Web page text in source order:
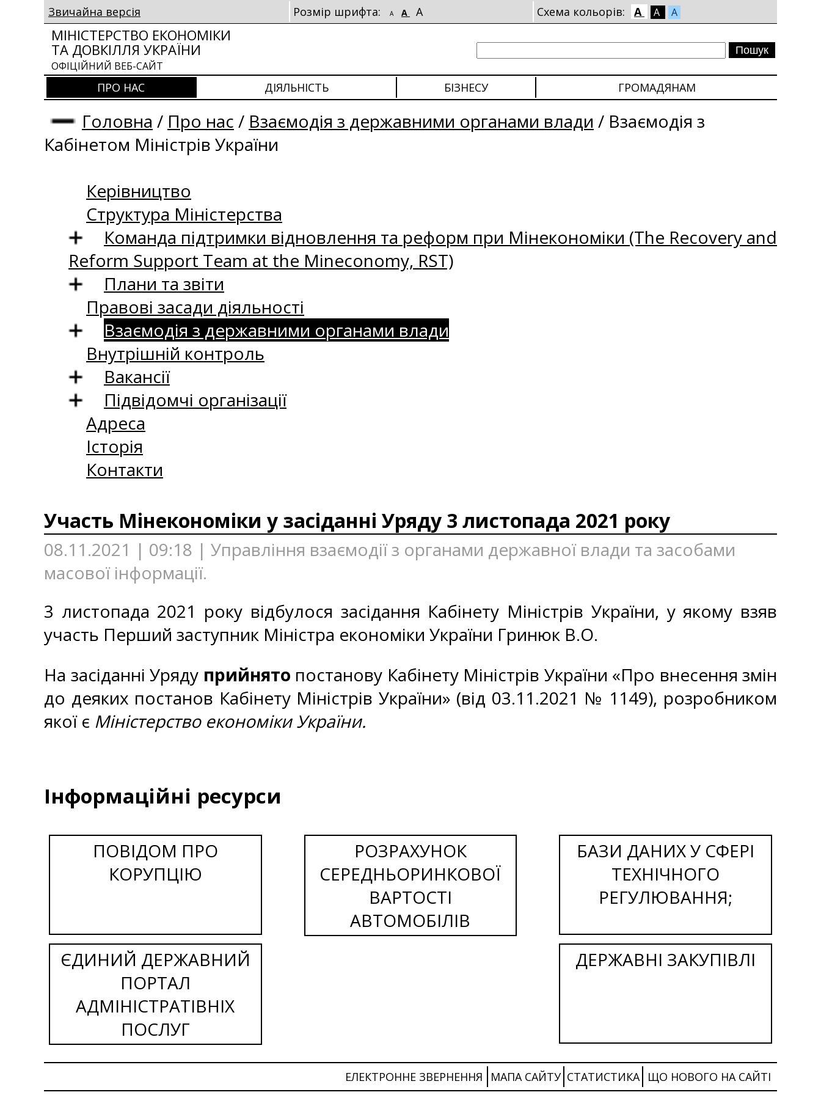
Звичайна версія Розмір шрифта: A A A Схема кольорів: A A A
МІНІСТЕРСТВО ЕКОНОМІКИ
ТА ДОВКІЛЛЯ УКРАЇНИ
ОФІЦІЙНИЙ ВЕБ-САЙТ
ПРО НАС ДІЯЛЬНІСТЬ БІЗНЕСУ ГРОМАДЯНАМ
Головна / Про нас / Взаємодія з державними органами влади / Взаємодія з
Кабінетом Міністрів України
Керівництво
Структура Міністерства
Команда підтримки відновлення та реформ при Мінекономіки (The Recovery and
Reform Support Team at the Mineconomy, RST)
Плани та звіти
Правові засади діяльності
Взаємодія з державними органами влади
Внутрішній контроль
Вакансії
Підвідомчі організації
Адреса
Історія
Контакти
Участь Мінекономіки у засіданні Уряду 3 листопада 2021 року
08.11.2021 | 09:18 | Управління взаємодії з органами державної влади та засобами
масової інформації.
3 листопада 2021 року відбулося засідання Кабінету Міністрів України, у якому взяв
участь Перший заступник Міністра економіки України Гринюк В.О.
На засіданні Уряду прийнято постанову Кабінету Міністрів України «Про внесення змін
до деяких постанов Кабінету Міністрів України» (від 03.11.2021 № 1149), розробником
якої є Міністерство економіки України.
Інформаційні ресурси
ПОВІДОМ ПРО
КОРУПЦІЮ
РОЗРАХУНОК
СЕРЕДНЬОРИНКОВОЇ
ВАРТОСТІ
АВТОМОБІЛІВ
БАЗИ ДАНИХ У СФЕРІ
ТЕХНІЧНОГО
РЕГУЛЮВАННЯ;
ЄДИНИЙ ДЕРЖАВНИЙ
ПОРТАЛ
АДМІНІСТРАТІВНІХ
ПОСЛУГ
ДЕРЖАВНІ ЗАКУПІВЛІ
ЕЛЕКТРОННЕ ЗВЕРНЕННЯ МАПА САЙТУ СТАТИСТИКА ЩО НОВОГО НА САЙТІ